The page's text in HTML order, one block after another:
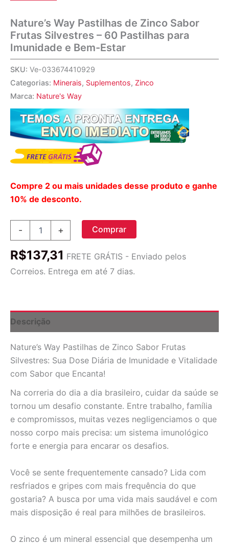
Nature’s Way Pastilhas de Zinco Sabor
Frutas Silvestres – 60 Pastilhas para
Imunidade e Bem-Estar
SKU: Ve-033674410929
Categorias: Minerais, Suplementos, Zinco
Marca: Nature's Way
Compre 2 ou mais unidades desse produto e ganhe
10% de desconto.
-
de
Sabor
60
Pastilhas
Imunidade
e
Estar
quantidade
+ Comprar
R$137,31 FRETE GRÁTIS - Enviado pelos
Correios. Entrega em até 7 dias.
Descrição
Nature’s Way Pastilhas de Zinco Sabor Frutas
Silvestres: Sua Dose Diária de Imunidade e Vitalidade
com Sabor que Encanta!
Na correria do dia a dia brasileiro, cuidar da saúde se
tornou um desafio constante. Entre trabalho, família
e compromissos, muitas vezes negligenciamos o que
nosso corpo mais precisa: um sistema imunológico
forte e energia para encarar os desafios.
Você se sente frequentemente cansado? Lida com
resfriados e gripes com mais frequência do que
gostaria? A busca por uma vida mais saudável e com
mais disposição é real para milhões de brasileiros.
O zinco é um mineral essencial que desempenha um